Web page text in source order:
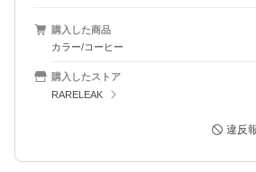
購入した商品
カラー/コーヒー
購入したストア
RARELEAK
違反